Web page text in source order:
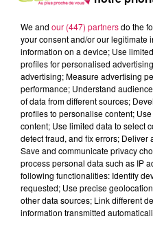
montante de la scène
authentique devrait séduire
Un joli rendez-vous musical à
l'Aisne.
Silda, dans la Ligne des
À L'ANTENNE
We and our (447) partnersdo the
your consent and/or our legitimate
information on a device; Use
profiles for personalised
advertising; Measure advertising
performance; Understand
of data from different sources;
profiles to personalise content;
content; Use limited data to select
detect fraud, and fix errors;
Save and communicate privacy
process personal data such as IP
following functionalities: Identify
requested; Use precise
other data sources; Link different
information transmitted